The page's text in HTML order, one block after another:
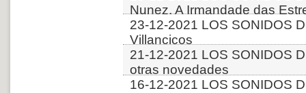
Nunez. A Irmandade das
23-12-2021 LOS SONIDOS
Villancicos
21-12-2021 LOS SONIDOS
otras novedades
16-12-2021 LOS SONIDOS